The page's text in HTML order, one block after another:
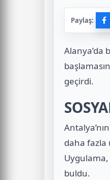
Paylaş:
Alanya’da
geçirdi.
daha fazla
Uygulama,
buldu.